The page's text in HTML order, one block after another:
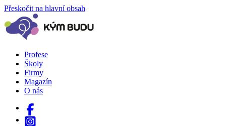
Přeskočit na hlavní obsah
Profese
Školy
Firmy
Magazín
O nás